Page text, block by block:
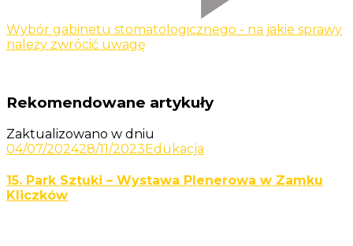
Wybór gabinetu stomatologicznego - na jakie sprawy
należy zwrócić uwagę
Rekomendowane artykuły
Zaktualizowano w dniu
04/07/202428/11/2023Edukacja
15. Park Sztuki – Wystawa Plenerowa w Zamku
Kliczków